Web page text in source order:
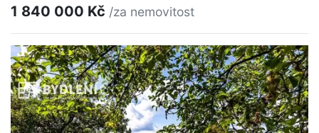
1 840 000 Kč /za nemovitost